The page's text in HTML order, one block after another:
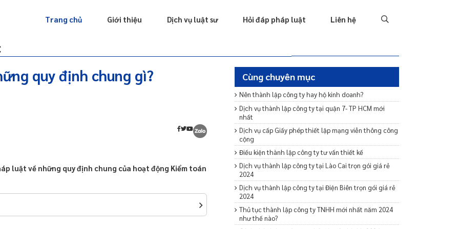
Trang chủ Giới thiệu Dịch vụ luật sư Hỏi đáp pháp luật Liên hệ Hôn nhân & Gia đình
quy định chung gì?
luật về những quy định chung của hoạt động Kiểm toán
Cùng chuyên mục
Nên thành lập công ty hay hộ kinh doanh?
Dịch vụ thành lập công ty tại quận 7- TP HCM mới
nhất
Dịch vụ cấp Giấy phép thiết lập mạng viễn thông công
cộng
Điều kiện thành lập công ty tư vấn thiết kế
Dịch vụ thành lập công ty tại Lào Cai trọn gói giá rẻ
2024
Dịch vụ thành lập công ty tại Điện Biên trọn gói giá rẻ
2024
Thủ tục thành lập công ty TNHH mới nhất năm 2024
như thế nào?